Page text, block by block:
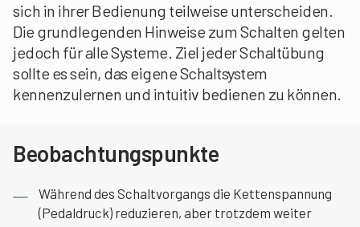
sich in ihrer Bedienung teilweise unterscheiden.
Die grundlegenden Hinweise zum Schalten gelten
jedoch für alle Systeme. Ziel jeder Schaltübung
sollte es sein, das eigene Schaltsystem
kennenzulernen und intuitiv bedienen zu können.
Beobachtungspunkte
Während des Schaltvorgangs die Kettenspannung
(Pedaldruck) reduzieren, aber trotzdem weiter